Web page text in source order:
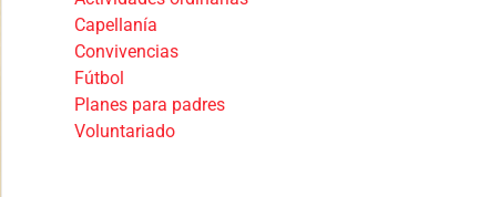
Capellanía
Convivencias
Fútbol
Planes para padres
Voluntariado